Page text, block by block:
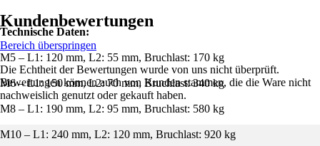
Technische Daten:
M5 – L1: 120 mm, L2: 55 mm, Bruchlast: 170 kg
M6 – L1: 150 mm, L2: 70 mm, Bruchlast: 340 kg
M8 – L1: 190 mm, L2: 95 mm, Bruchlast: 580 kg
M10 – L1: 240 mm, L2: 120 mm, Bruchlast: 920 kg
Kundenbewertungen
Bereich überspringen
Die Echtheit der Bewertungen wurde von uns nicht überprüft.
Bewertungen können auch von Kunden stammen, die die Ware nicht
nachweislich genutzt oder gekauft haben.